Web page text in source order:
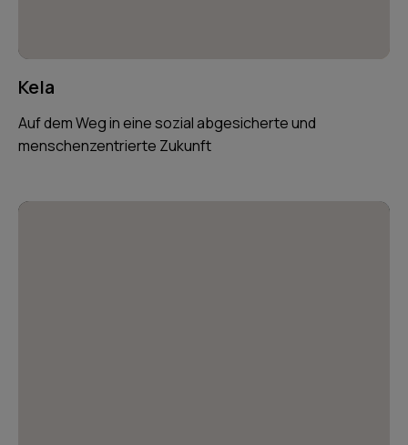
Kela
Auf dem Weg in eine sozial abgesicherte und
menschenzentrierte Zukunft